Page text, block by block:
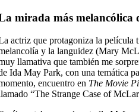
mirada más melancólica
actriz que protagoniza la película
y la languidez (Mary
llamativa que también me
Ida May Park, con una temática
encuentro en The Movie
“The Strange Case of